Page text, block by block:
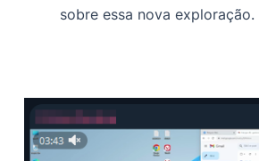
sobre essa nova exploração.